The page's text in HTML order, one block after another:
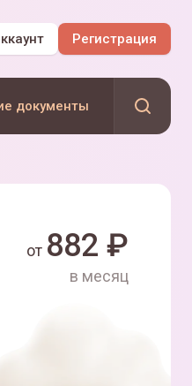
Регистрация
документы
от 882 ₽
в месяц